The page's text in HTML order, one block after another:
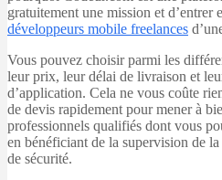
gratuitement une mission et d’entrer
développeurs mobile freelances
Vous pouvez choisir parmi les
leur prix, leur délai de livraison et
d’application. Cela ne vous coûte
de devis rapidement pour mener à
professionnels qualifiés dont vous
en bénéficiant de la supervision de
de sécurité.